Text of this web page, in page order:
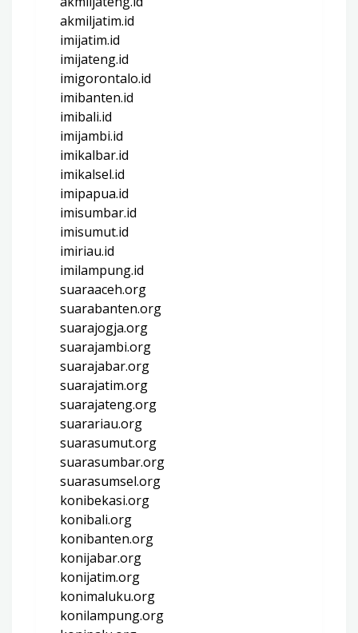
akmiljatim.id
imijatim.id
imijateng.id
imigorontalo.id
imibanten.id
imibali.id
imijambi.id
imikalbar.id
imikalsel.id
imipapua.id
imisumbar.id
imisumut.id
imiriau.id
imilampung.id
suaraaceh.org
suarabanten.org
suarajogja.org
suarajambi.org
suarajabar.org
suarajatim.org
suarajateng.org
suarariau.org
suarasumut.org
suarasumbar.org
suarasumsel.org
konibekasi.org
konibali.org
konibanten.org
konijabar.org
konijatim.org
konimaluku.org
konilampung.org